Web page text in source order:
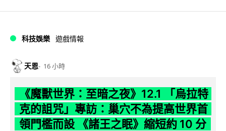
科技娛樂 遊戲情報
天恩 16 小時
《魔獸世界：至暗之夜》12.1 「烏拉特
克的詛咒」專訪：巢穴不為提高世界首
領門檻而設 《諸王之眠》縮短約 10 分